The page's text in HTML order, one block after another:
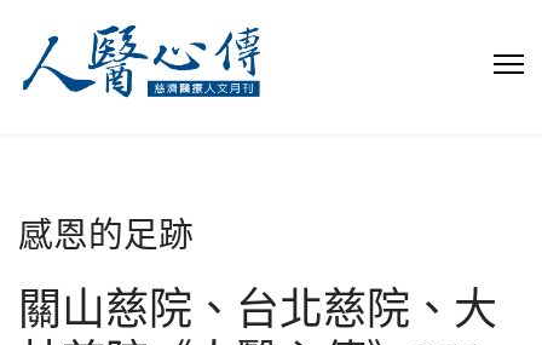
感恩的足跡
關山慈院、台北慈院、大